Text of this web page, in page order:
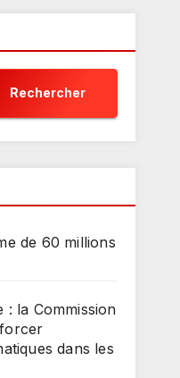
Rechercher
de 60 millions
: la Commission
dans les